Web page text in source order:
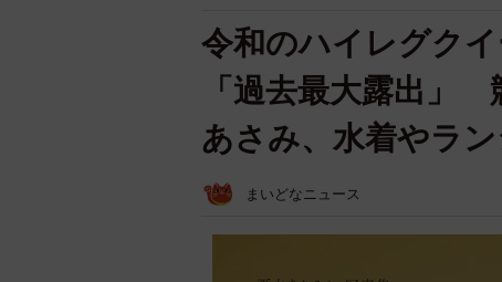
令和のハイレグク
「過去最大露出」
あさみ、水着やラ
まいどなニュース